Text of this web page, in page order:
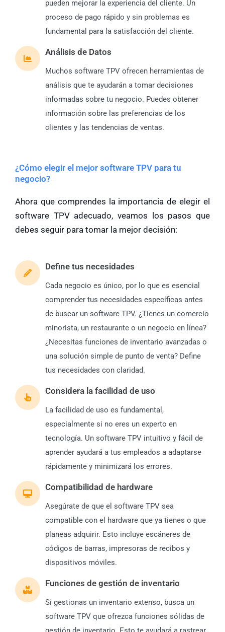
pueden mejorar la experiencia del cliente. Un
proceso de pago rápido y sin problemas es
fundamental para la satisfacción del cliente.
Análisis de Datos
Muchos software TPV ofrecen herramientas de
análisis que te ayudarán a tomar decisiones
informadas sobre tu negocio. Puedes obtener
información sobre las preferencias de los
clientes y las tendencias de ventas.
¿Cómo elegir el mejor software TPV para tu
negocio?
Ahora que comprendes la importancia de elegir el
software TPV adecuado, veamos los pasos que
debes seguir para tomar la mejor decisión:
Define tus necesidades
Cada negocio es único, por lo que es esencial
comprender tus necesidades específicas antes
de buscar un software TPV. ¿Tienes un comercio
minorista, un restaurante o un negocio en línea?
¿Necesitas funciones de inventario avanzadas o
una solución simple de punto de venta? Define
tus necesidades con claridad.
Considera la facilidad de uso
La facilidad de uso es fundamental,
especialmente si no eres un experto en
tecnología. Un software TPV intuitivo y fácil de
aprender ayudará a tus empleados a adaptarse
rápidamente y minimizará los errores.
Compatibilidad de hardware
Asegúrate de que el software TPV sea
compatible con el hardware que ya tienes o que
planeas adquirir. Esto incluye escáneres de
códigos de barras, impresoras de recibos y
dispositivos móviles.
Funciones de gestión de inventario
Si gestionas un inventario extenso, busca un
software TPV que ofrezca funciones sólidas de